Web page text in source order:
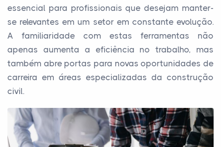
essencial para profissionais que desejam manter-
se relevantes em um setor em constante evolução.
A familiaridade com estas ferramentas não
apenas aumenta a eficiência no trabalho, mas
também abre portas para novas oportunidades de
carreira em áreas especializadas da construção
civil.